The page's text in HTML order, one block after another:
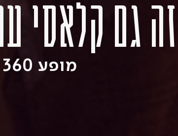
זה גם קלאסי
מופע 360 באוזניות